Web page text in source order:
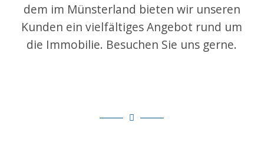
dem im Münsterland bieten wir unseren
Kunden ein vielfältiges Angebot rund um
die Immobilie. Besuchen Sie uns gerne.